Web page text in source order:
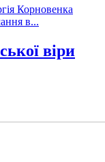
Корновенка
в...
віри